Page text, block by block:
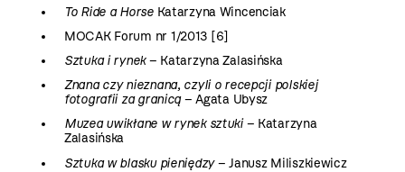
To Ride a HorseKatarzyna Wincenciak
MOCAK Forum nr 1/2013 [6]
Sztuka i rynek– Katarzyna Zalasińska
Znana czy nieznana, czyli o recepcji polskiej
fotografii za granicą– Agata Ubysz
Muzea uwikłane w rynek sztuki– Katarzyna
Zalasińska
Sztuka w blasku pieniędzy– Janusz Miliszkiewicz